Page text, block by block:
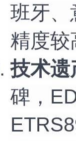
班牙、
精度较
技术遗
碑，